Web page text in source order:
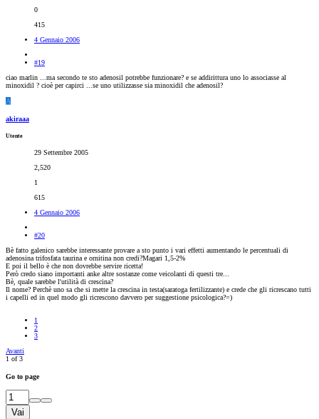
0
415
4 Gennaio 2006
#19
ciao marlin ...ma secondo te sto adenosil potrebbe funzionare? e se addirittura uno lo associasse al
minoxidil ? cioè per capirci ...se uno utilizzasse sia minoxidil che adenosil?
A
akiraaa
Utente
29 Settembre 2005
2,520
1
615
4 Gennaio 2006
#20
Bè fatto galenico sarebbe interessante provare a sto punto i vari effetti aumentando le percentuali di
adenosina trifosfata taurina e ornitina non credi?Magari 1,5-2%
E poi il bello è che non dovrebbe servire ricetta!
Però credo siano importanti anke altre sostanze come veicolanti di questi tre...
Bè, quale sarebbe l'utilità di crescina?
Il nome? Perchè uno sa che si mette la crescina in testa(saratoga fertilizzante) e crede che gli ricrescano tutti
i capelli ed in quel modo gli ricrescono davvero per suggestione psicologica?=)
1
2
3
Avanti
1 of 3
Go to page
Vai